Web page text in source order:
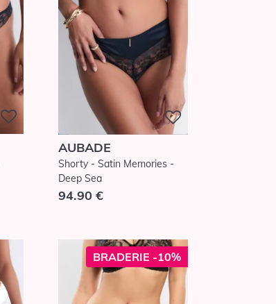
AUBADE
Shorty - Satin Memories -
Deep Sea
94.90 €
BRADERIE -10%